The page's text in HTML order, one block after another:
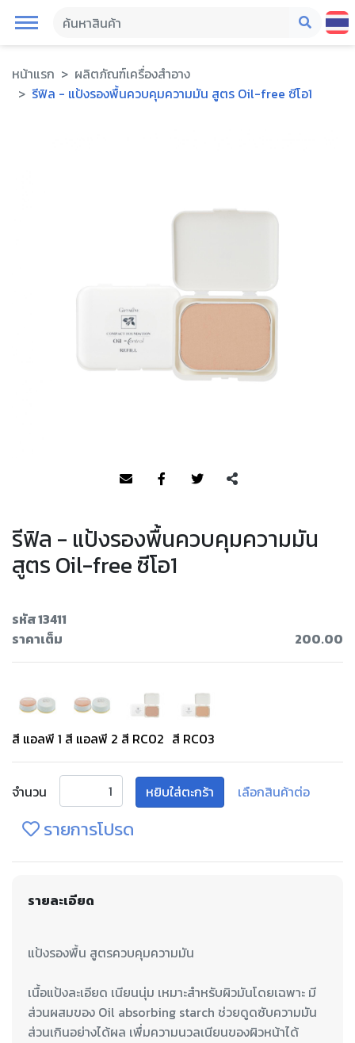
หน้าแรก
ผลิตภัณฑ์เครื่องสำอาง
รีฟิล - แป้งรองพื้นควบคุมความมัน สูตร Oil-free ซีโอ1
รีฟิล - แป้งรองพื้นควบคุมความมัน
สูตร Oil-free ซีโอ1
รหัส 13411
ราคาเต็ม
200.00
สี แอลพี 1 สี แอลพี 2 สี RC02 สี RC03
จำนวน หยิบใส่ตะกร้า เลือกสินค้าต่อ
รายการโปรด
รายละเอียด
เนื้อแป้งละเอียด เนียนนุ่ม เหมาะสำหรับผิวมันโดยเฉพาะ มี
ส่วนผสมของ Oil absorbing starch ช่วยดูดซับความมัน
ส่วนเกินอย่างได้ผล เพื่มความนวลเนียนของผิวหน้าได้